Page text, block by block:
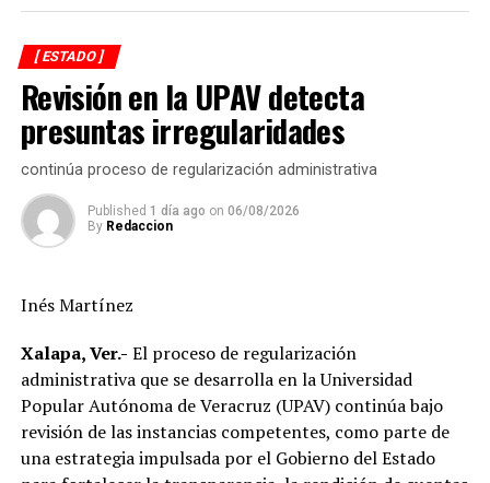
mantenimiento, modernización y fortalecimiento de la
red eléctrica.
En ese sentido, el representante de CFE informó que las
interrupciones programadas en el suministro de energía
registradas en los últimos días obedecen a maniobras
técnicas indispensables para la ejecución de estas obras,
las cuales permitirán brindar un servicio más eficiente,
confiable y de mayor calidad.
acuerdos alcanzados destaca la continuidad de los
trabajos de sustitución de postes, renovación de líneas
eléctricas y cambio de transformadores, acciones que
forman parte del programa de modernización de la
infraestructura eléctrica que impulsa la CFE en el
municipio.
Destacó que, en apenas siete meses, la inversión ejercida
[ ESTADO ]
Revisión en la UPAV detecta
presuntas irregularidades
continúa proceso de regularización administrativa
Published 1 día ago on 06/08/2026
By Redaccion
Inés Martínez
Xalapa, Ver.- El proceso de regularización
administrativa que se desarrolla en la Universidad
Popular Autónoma de Veracruz (UPAV) continúa bajo
revisión de las instancias competentes, como parte de
una estrategia impulsada por el Gobierno del Estado